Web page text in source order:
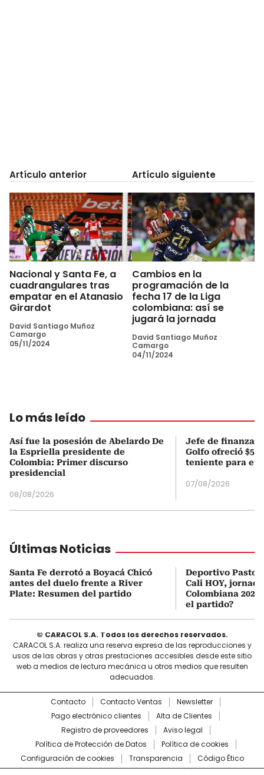
Artículo anterior
Nacional y Santa Fe, a
cuadrangulares tras
empatar en el Atanasio
Girardot
David Santiago Muñoz
Camargo
05/11/2024
Artículo siguiente
Cambios en la
programación de la
fecha 17 de la Liga
colombiana: así se
jugará la jornada
David Santiago Muñoz
Camargo
04/11/2024
Lo más leído
Así fue la posesión de Abelardo De
la Espriella presidente de
Colombia: Primer discurso
presidencial
08/08/2026
Jefe de finanzas
Golfo ofreció
teniente para
07/08/2026
Últimas Noticias
Santa Fe derrotó a Boyacá Chicó
antes del duelo frente a River
Plate: Resumen del partido
Deportivo Pasto
Cali HOY,
Colombiana
el partido?
© CARACOL S.A. Todos los derechos reservados.
CARACOL S.A. realiza una reserva expresa de las reproducciones y
usos de las obras y otras prestaciones accesibles desde este sitio
web a medios de lectura mecánica u otros medios que resulten
adecuados.
Contacto Contacto Ventas
Newsletter
Pago electrónico clientes
Alta de Clientes
Registro de proveedores
Aviso legal
Política de Protección de Datos
Política de cookies
Configuración de cookies
Transparencia Código Ético